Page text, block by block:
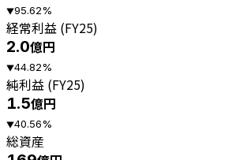
▼95.62%
経常利益 (FY25)
2.0億円
▼44.82%
純利益 (FY25)
1.5億円
▼40.56%
総資産